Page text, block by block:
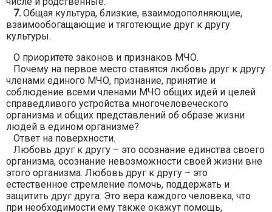
7. Общая культура, близкие, взаимодополняющие,
взаимообогащающие и тяготеющие друг к другу
культуры.
О приоритете законов и признаков МЧО.
Почему на первое место ставятся любовь друг к другу
членами единого МЧО, признание, принятие и
соблюдение всеми членами МЧО общих идей и целей
справедливого устройства многочеловеческого
организма и общих представлений об образе жизни
людей в едином организме?
Ответ на поверхности.
Любовь друг к другу – это осознание единства своего
организма, осознание невозможности своей жизни вне
этого организма. Любовь друг к другу – это
естественное стремление помочь, поддержать и
защитить друг друга. Это вера каждого человека, что
при необходимости ему также окажут помощь,